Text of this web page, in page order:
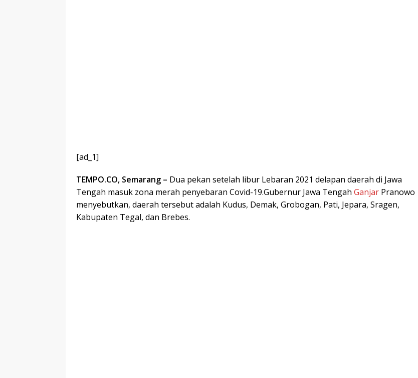
[ad_1]
TEMPO.CO, Semarang – Dua pekan setelah libur Lebaran 2021 delapan daerah di Jawa
Tengah masuk zona merah penyebaran Covid-19.Gubernur Jawa Tengah Ganjar Pranowo
menyebutkan, daerah tersebut adalah Kudus, Demak, Grobogan, Pati, Jepara, Sragen,
Kabupaten Tegal, dan Brebes.